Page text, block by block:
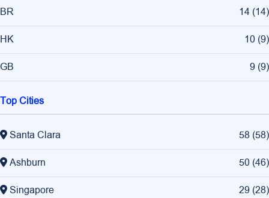
BR 14 (14)
HK 10 (9)
GB 9 (9)
Top Cities
Santa Clara 58 (58)
Ashburn 50 (46)
Singapore 29 (28)